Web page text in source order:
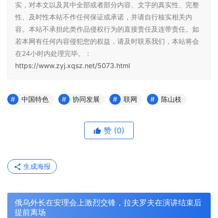
实，对本文以及其中全部或者部分内容、文字的真实性、完整
性、及时性本站不作任何保证或承诺，并请自行核实相关内
容。本站不承担此类作品侵权行为的直接责任及连带责任。如
若本网有任何内容侵犯您的权益，请及时联系我们，本站将会
在24小时内处理完毕。：
https://www.zyj.xqsz.net/5073.html
中国特色 协同发展 联网 陈山枝
赞 (0)
生成海报
俄乌外长在安理会上激烈交锋，拉夫罗夫在演讲结束后
提前离场